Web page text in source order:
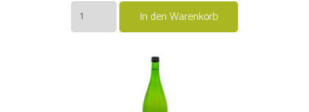
2024er
Silvaner
In den Warenkorb